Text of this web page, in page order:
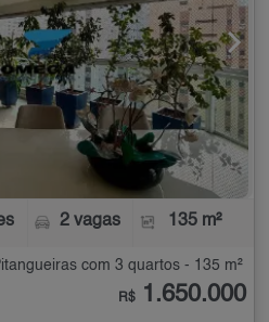
2 vagas 135 m²
com 3 quartos - 135 m²
R$ 1.650.000